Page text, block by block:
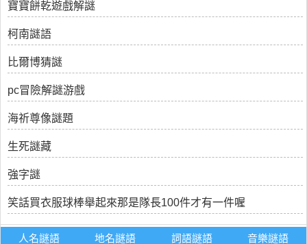
寶寶餅乾遊戲解謎
柯南謎語
比爾博猜謎
pc冒險解謎游戲
海祈尊像謎題
生死謎藏
強字謎
笑話買衣服球棒舉起來那是隊長100件才有一件喔
人名謎語 地名謎語 詞語謎語 音樂謎語